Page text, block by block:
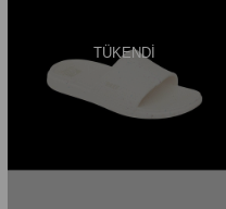
TÜKENDI